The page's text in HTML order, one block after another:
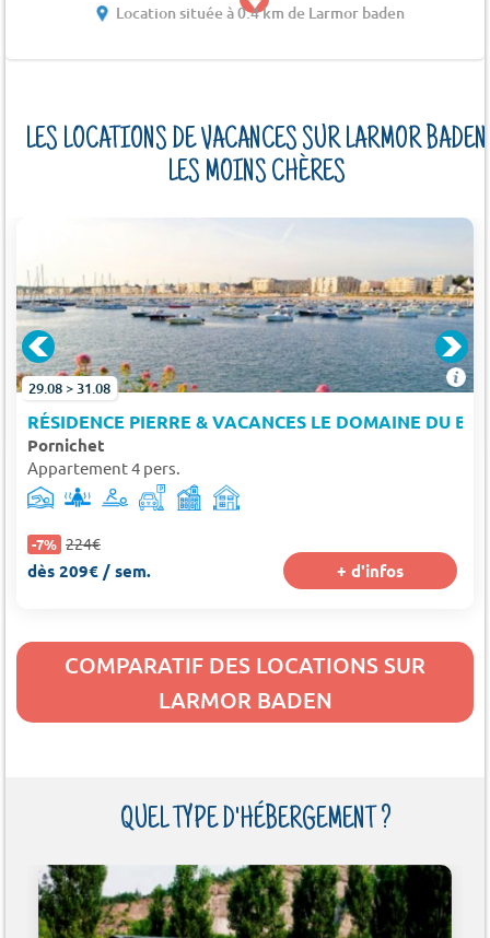
Location située à 0.4 km de Larmor baden
LES LOCATIONS DE VACANCES SUR LARMOR BADEN
LES MOINS CHÈRES
29.08 > 31.08
RÉSIDENCE PIERRE & VACANCES LE DOMAINE DU
Pornichet
Appartement 4 pers.
-7% 224€
dès 209€ / sem. + d'infos
COMPARATIF DES LOCATIONS SUR
LARMOR BADEN
QUEL TYPE D'HÉBERGEMENT ?